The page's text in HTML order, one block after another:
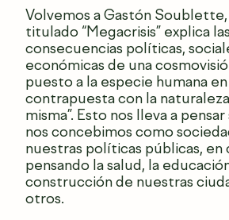
Volvemos a Gastón
titulado “Megacrisis” explica las
consecuencias políticas,
económicas de una
puesto a la especie humana
contrapuesta con la
misma”. Esto nos lleva a
nos concebimos como
nuestras políticas públicas, en
pensando la salud, la
construcción de nuestras
otros.